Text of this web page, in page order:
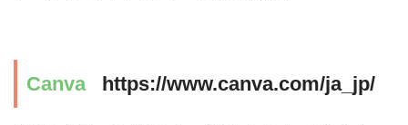
Canva https://www.canva.com/ja_jp/